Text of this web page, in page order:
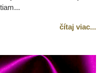
čítaj viac...